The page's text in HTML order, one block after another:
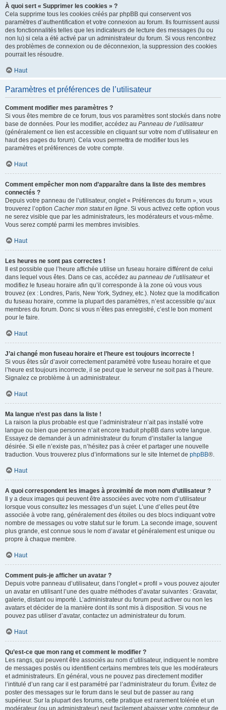
À quoi sert « Supprimer les cookies » ?
Cela supprime tous les cookies créés par phpBB qui conservent vos
paramètres d’authentification et votre connexion au forum. Ils fournissent aussi
des fonctionnalités telles que les indicateurs de lecture des messages (lu ou
non lu) si cela a été activé par un administrateur du forum. Si vous rencontrez
des problèmes de connexion ou de déconnexion, la suppression des cookies
pourrait les résoudre.
Haut
Paramètres et préférences de l’utilisateur
Comment modifier mes paramètres ?
Si vous êtes membre de ce forum, tous vos paramètres sont stockés dans notre
base de données. Pour les modifier, accédez au Panneau de l’utilisateur
(généralement ce lien est accessible en cliquant sur votre nom d’utilisateur en
haut des pages du forum). Cela vous permettra de modifier tous les
paramètres et préférences de votre compte.
Haut
Comment empêcher mon nom d’apparaître dans la liste des membres
connectés ?
Depuis votre panneau de l’utilisateur, onglet « Préférences du forum », vous
trouverez l’option Cacher mon statut en ligne. Si vous activez cette option vous
ne serez visible que par les administrateurs, les modérateurs et vous-même.
Vous serez compté parmi les membres invisibles.
Haut
Les heures ne sont pas correctes !
Il est possible que l’heure affichée utilise un fuseau horaire différent de celui
dans lequel vous êtes. Dans ce cas, accédez au panneau de l’utilisateuret
modifiez le fuseau horaire afin qu’il corresponde à la zone où vous vous
trouvez (ex : Londres, Paris, New York, Sydney, etc.). Notez que la modification
du fuseau horaire, comme la plupart des paramètres, n’est accessible qu’aux
membres du forum. Donc si vous n’êtes pas enregistré, c’est le bon moment
pour le faire.
Haut
J’ai changé mon fuseau horaire et l’heure est toujours incorrecte !
Si vous êtes sûr d’avoir correctement paramétré votre fuseau horaire et que
l’heure est toujours incorrecte, il se peut que le serveur ne soit pas à l’heure.
Signalez ce problème à un administrateur.
Haut
Ma langue n’est pas dans la liste !
La raison la plus probable est que l’administrateur n’ait pas installé votre
langue ou bien que personne n’ait encore traduit phpBB dans votre langue.
Essayez de demander à un administrateur du forum d’installer la langue
désirée. Si elle n’existe pas, n’hésitez pas à créer et partager une nouvelle
traduction. Vous trouverez plus d’informations sur le site Internet de phpBB®.
Haut
A quoi correspondent les images à proximité de mon nom d’utilisateur ?
Il y a deux images qui peuvent être associées avec votre nom d’utilisateur
lorsque vous consultez les messages d’un sujet. L’une d’elles peut être
associée à votre rang, généralement des étoiles ou des blocs indiquant votre
nombre de messages ou votre statut sur le forum. La seconde image, souvent
plus grande, est connue sous le nom d’avatar et généralement est unique ou
propre à chaque membre.
Haut
Comment puis-je afficher un avatar ?
Depuis votre panneau d’utilisateur, dans l’onglet « profil » vous pouvez ajouter
un avatar en utilisant l’une des quatre méthodes d’avatar suivantes : Gravatar,
galerie, distant ou importé. L’administrateur du forum peut activer ou non les
avatars et décider de la manière dont ils sont mis à disposition. Si vous ne
pouvez pas utiliser d’avatar, contactez un administrateur du forum.
Haut
Qu’est-ce que mon rang et comment le modifier ?
Les rangs, qui peuvent être associés au nom d’utilisateur, indiquent le nombre
de messages postés ou identifient certains membres tels que les modérateurs
et administrateurs. En général, vous ne pouvez pas directement modifier
l’intitulé d’un rang car il est paramétré par l’administrateur du forum. Évitez de
poster des messages sur le forum dans le seul but de passer au rang
supérieur. Sur la plupart des forums, cette pratique est rarement tolérée et un
modérateur (ou un administrateur) peut facilement abaisser votre compteur de